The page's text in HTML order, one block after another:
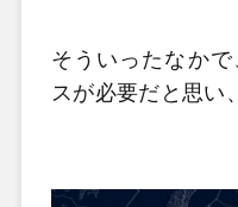
そういったなか
スが必要だと思い